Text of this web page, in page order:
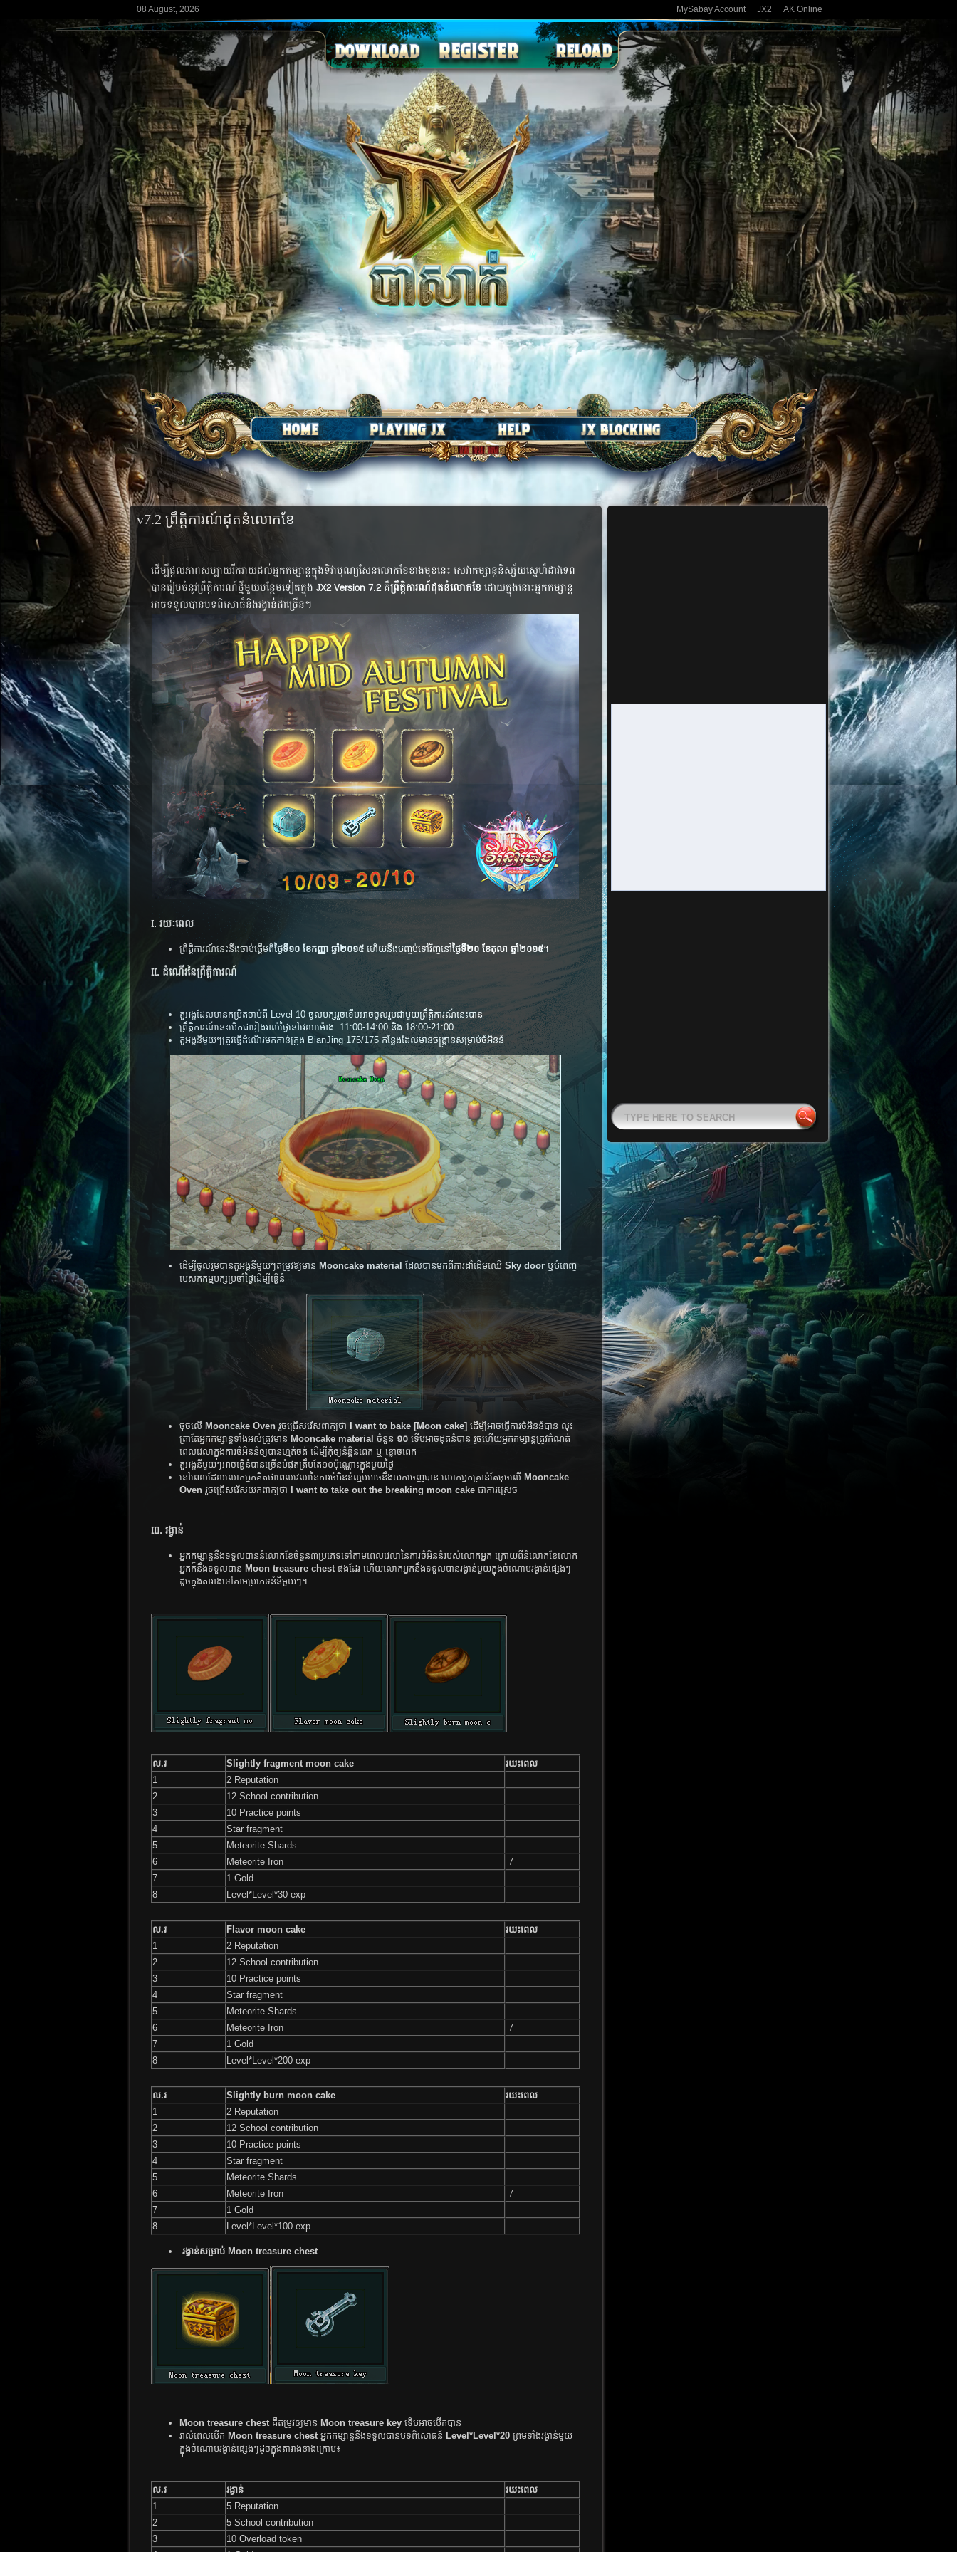
08 August, 2026 MySabay Account JX2 AK Online
v7.2 ព្រឹត្តិការណ៍ដុតនំលោកខែ
ដើម្បី​ផ្តល់​ភាព​​សប្បាយ​រីក​រាយ​ដល់​អ្នក​កម្សាន្តក្នុង​ទិវា​បុណ្យ​សែន​លោក​ខែ​ខាង​មុខ​នេះ​ សេវា​កម្សាន្ត​និស្ស័យ​ស្នេហ៏​ដាវ​ទេព​
បាន​រៀប​ចំ​នូវ​ព្រឹត្តិ​ការណ៍​ថ្មី​មួយ​​បន្ថែម​ទៀតក្នុង JX2 Version 7.2គឺ​ព្រឹត្តិការណ៍​ដុត​នំ​លោក​ខែ​ ដោយ​​​ក្នុង​​​នោះ​អ្នក​កម្សាន្ត​
អាច​ទទួល​បាន​បទ​ពិសោធ៏​និង​រង្វាន់​ជា​ច្រើន​​។
I. រយៈ​ពេល
ព្រឹត្តិការណ៍នេះនឹងចាប់ផ្តើមពីថ្ងៃទី១០ ខែកញ្ញា ឆ្នាំ​២០១៥ហើយនឹងបញ្ចប់ទៅវិញនៅថ្ងៃទី២០ ខែតុលា ឆ្នាំ២០១៥។
II. ដំណើរនៃព្រឹត្តិការណ៍
តួអង្គ​ដែល​មាន​កម្រិត​ចាប់​ពី Level 10 ចូល​បក្ស​រួច​ទើប​អាច​ចូល​រួម​ជាមួយ​ព្រឹត្តិការណ៍​នេះ​បាន​
ព្រឹត្តិការណ៍​នេះ​បើក​ជា​រៀង​រាល់​ថ្ងៃ​នៅ​វេលា​ម៉ោង 11:00-14:00 និង 18:00-21:00
តួអង្គ​នីមួយ​ៗ​ត្រូវ​ធ្វើ​ដំណើរ​មក​​កាន់​ក្រុង BianJing 175/175​ កន្លែង​ដែល​មាន​​​ចង្ក្រាន​សម្រាប់​ចំអិន​​នំ​
ដើម្បី​ចូល​រួម​បាន​​​តួអង្គ​នីមួយ​ៗ​តម្រូវ​ឱ្យ​មាន​ Mooncake material ដែល​បាន​មក​ពី​ការ​ដាំ​ដើម​ឈើ​ Sky doorឬ​​បំពេញ​
បេសកកម្ម​បក្ស​ប្រចាំ​ថ្ងៃ​​ដើម្បី​ធ្វើ​នំ
ចុច​លើ ​ Mooncake Oven​ រួច​ជ្រើស​រើស​ពាក្យ​ថា​ I want to bake [Moon cake]​ ដើម្បី​អាច​ធ្វើ​ការ​ចំអិន​​នំ​បាន​ លុះ​
ត្រា​តែ​អ្នក​កម្សាន្ត​ទាំង​អស់​ត្រូវ​មាន​ Mooncake material ចំនួន​ ១០ទើបអាច​ដុត​នំ​បាន​ រួច​ហើយ​អ្នក​កម្សាន្ត​ត្រូវ​កំណត់​
ពេល​វេលា​ក្នុង​ការ​ចំអិន​​នំ​ឲ្យ​បាន​ហ្មត់​ចត់​ ដើម្បី​កុំ​ឲ្យ​នំ​ឆ្អិន​ពេក ឬ ខ្លោច​ពេក​
តួអង្គ​នីមួយ​ៗ​អាច​ធ្វើ​នំ​បាន​ច្រើន​បំផុត​ត្រឹម​តែ​១០​ប៉ុណ្ណោះ​ក្នុង​មួយ​ថ្ងៃ​
នៅ​ពេល​ដែល​លោក​អ្នក​គិត​ថា​ពេល​វេលា​នៃ​ការ​ចំអិន​​នំ​ល្មម​អាច​នឹង​យក​ចេញ​បាន​ លោក​អ្នក​គ្រាន់​តែ​ចុច​លើ​ Mooncake
Ovenរួច​ជ្រើស​រើស​យក​​ពាក្យ​ថា I want to take out the breaking moon cakeជា​ការ​ស្រេច
III. រង្វាន់​
អ្នក​កម្សាន្ត​នឺង​ទទួល​បាន​នំ​លោក​ខែ​ចំនួន​៣ប្រភេទទៅ​តាម​ពេល​វេលា​​នៃ​ការ​ចំអិន​នំ​របស់​លោក​អ្នក​ ក្រោយ​ពី​នំ​លោក​ខែ​លោក​
អ្នក​ក៏​នឹង​ទទួល​បាន​ Moon treasure chestផងដែរ​ ហើយ​លោក​អ្នក​នឹង​ទទួលបាន​​រង្វាន់​មួយ​ក្នុង​ចំណោម​រង្វាន់​ផ្សេង​​ៗ​
ដូច​ក្នុង​តា​រាង​ទៅ​តាម​ប្រភេទ​នំ​នីមួយ​ៗ។
ល.រ Slightly fragment moon cake
រយះពេល​
1
2 Reputation
2
12 School contribution
3
10 Practice points
4
Star fragment
5
Meteorite Shards
6
Meteorite Iron
7
7
1 Gold
8
Level*Level*30 exp
ល.រ Flavor moon cake
រយះពេល​
1
2 Reputation
2
12 School contribution
3
10 Practice points
4
Star fragment
5
Meteorite Shards
6
Meteorite Iron
7
7
1 Gold
8
Level*Level*200 exp
ល.រ Slightly burn moon cake
រយះពេល​
1
2 Reputation
2
12 School contribution
3
10 Practice points
4
Star fragment
5
Meteorite Shards
6
Meteorite Iron
7
7
1 Gold
8
Level*Level*100 exp
រង្វាន់​សម្រាប់​ Moon treasure chest
Moon treasure chestគឺតម្រូវ​ឲ្យ​មាន​ Moon treasure keyទើប​អាច​បើក​បាន​
រាល់​​ពេល​​បើក​​ Moon​ treasure​ chest​អ្នក​​កម្សាន្ត​​នឹង​​ទទួល​​បាន​​បទ​​ពិសោធន៍​​ Level*Level*20 ​​ ព្រម​​ទាំង​​រង្វាន់​​មួយ​​
ក្នុង​​ចំណោម​​រង្វាន់​​ផ្សេង​​​ៗ​​ដូច​​ក្នុង​​តា​រាង​​ខាង​​ក្រោម​​៖
ល.រ រង្វាន់​
រយះពេល​
1
5 Reputation
2
5 School contribution
3
10 Overload token